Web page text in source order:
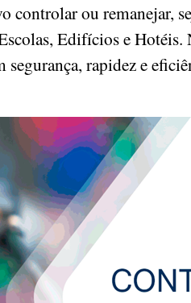
ou remanejar,
Edifícios e Hotéis.
rapidez e